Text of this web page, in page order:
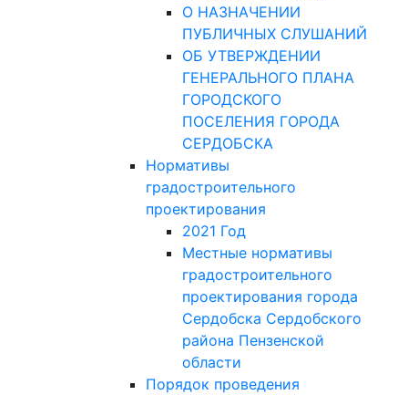
О НАЗНАЧЕНИИ
ПУБЛИЧНЫХ СЛУШАНИЙ
ОБ УТВЕРЖДЕНИИ
ГЕНЕРАЛЬНОГО ПЛАНА
ГОРОДСКОГО
ПОСЕЛЕНИЯ ГОРОДА
СЕРДОБСКА
Нормативы
градостроительного
проектирования
2021 Год
Местные нормативы
градостроительного
проектирования города
Сердобска Сердобского
района Пензенской
области
Порядок проведения